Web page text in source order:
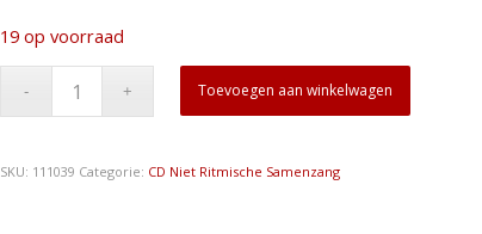
19 op voorraad
Toevoegen aan winkelwagen
SKU: 111039 Categorie: CD Niet Ritmische Samenzang